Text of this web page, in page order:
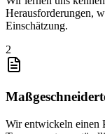
Herausforderungen,
Einschätzung.
2
Wir entwickeln einen